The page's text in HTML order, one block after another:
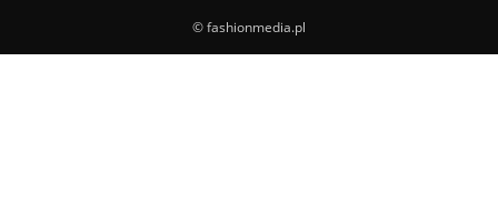
© fashionmedia.pl